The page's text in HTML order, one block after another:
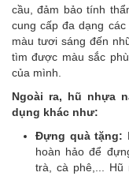
cầu, đảm bảo tính
cung cấp đa dạng
màu tươi sáng đến
tìm được màu sắc
của mình.
Ngoài ra, hũ nhựa
dụng khác như:
Đựng quà tặng:
hoàn hảo để
trà, cà phê,... Hũ